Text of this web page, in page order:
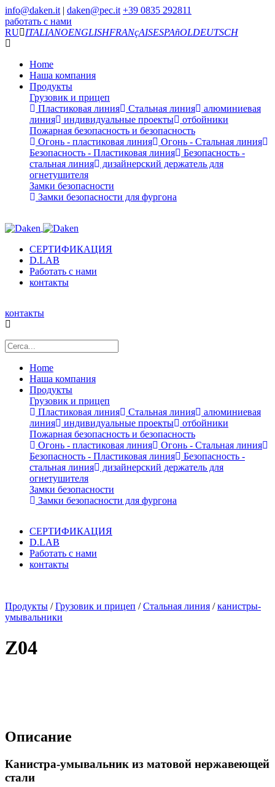
info@daken.it | daken@pec.it +39 0835 292811
работать с нами
RU
ITALIANOENGLISHFRANçAISESPAñOLDEUTSCH
Home
Наша компания
Продукты
Грузовик и прицеп
Пластиковая линия
Стальная линия
алюминиевая
линия
индивидуальные проекты
отбойники
Пожарная безопасность и безопасность
Огонь - пластиковая линия
Огонь - Стальная линия
Безопасность - Пластиковая линия
Безопасность -
стальная линия
дизайнерский держатель для
огнетушителя
Замки безопасности
Замки безопасности для фургона
СЕРТИФИКАЦИЯ
D.LAB
Работать с нами
контакты
контакты
Home
Наша компания
Продукты
Грузовик и прицеп
Пластиковая линия
Стальная линия
алюминиевая
линия
индивидуальные проекты
отбойники
Пожарная безопасность и безопасность
Огонь - пластиковая линия
Огонь - Стальная линия
Безопасность - Пластиковая линия
Безопасность -
стальная линия
дизайнерский держатель для
огнетушителя
Замки безопасности
Замки безопасности для фургона
СЕРТИФИКАЦИЯ
D.LAB
Работать с нами
контакты
Продукты /Грузовик и прицеп /Стальная линия /канистры-
умывальники
Z04
Описание
Канистра-умывальник из матовой нержавеющей
стали